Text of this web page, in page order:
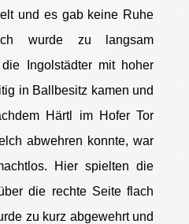
und es gab keine Ruhe
wurde zu langsam
Ingolstädter mit hoher
in Ballbesitz kamen und
Härtl im Hofer Tor
abwehren konnte, war
Hier spielten die
die rechte Seite flach
zu kurz abgewehrt und